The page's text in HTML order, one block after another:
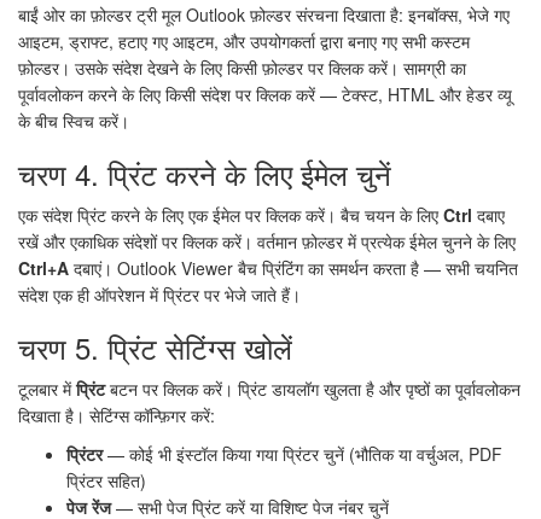
बाईं ओर का फ़ोल्डर ट्री मूल Outlook फ़ोल्डर संरचना दिखाता है: इनबॉक्स, भेजे गए
आइटम, ड्राफ्ट, हटाए गए आइटम, और उपयोगकर्ता द्वारा बनाए गए सभी कस्टम
फ़ोल्डर। उसके संदेश देखने के लिए किसी फ़ोल्डर पर क्लिक करें। सामग्री का
पूर्वावलोकन करने के लिए किसी संदेश पर क्लिक करें — टेक्स्ट, HTML और हेडर व्यू
के बीच स्विच करें।
चरण 4. प्रिंट करने के लिए ईमेल चुनें
एक संदेश प्रिंट करने के लिए एक ईमेल पर क्लिक करें। बैच चयन के लिएCtrl दबाए
रखें और एकाधिक संदेशों पर क्लिक करें। वर्तमान फ़ोल्डर में प्रत्येक ईमेल चुनने के लिए
Ctrl+A दबाएं। Outlook Viewer बैच प्रिंटिंग का समर्थन करता है — सभी चयनित
संदेश एक ही ऑपरेशन में प्रिंटर पर भेजे जाते हैं।
चरण 5. प्रिंट सेटिंग्स खोलें
टूलबार मेंप्रिंटबटन पर क्लिक करें। प्रिंट डायलॉग खुलता है और पृष्ठों का पूर्वावलोकन
दिखाता है। सेटिंग्स कॉन्फ़िगर करें:
प्रिंटर— कोई भी इंस्टॉल किया गया प्रिंटर चुनें (भौतिक या वर्चुअल, PDF
प्रिंटर सहित)
पेज रेंज— सभी पेज प्रिंट करें या विशिष्ट पेज नंबर चुनें